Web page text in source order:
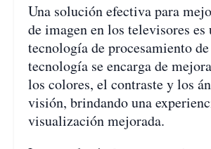
Una solución efectiva para
de imagen en los televisores
tecnología de procesamiento
tecnología se encarga de
los colores, el contraste y los
visión, brindando una
visualización mejorada.